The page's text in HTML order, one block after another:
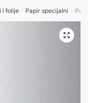
i folije / Papir specijalni /